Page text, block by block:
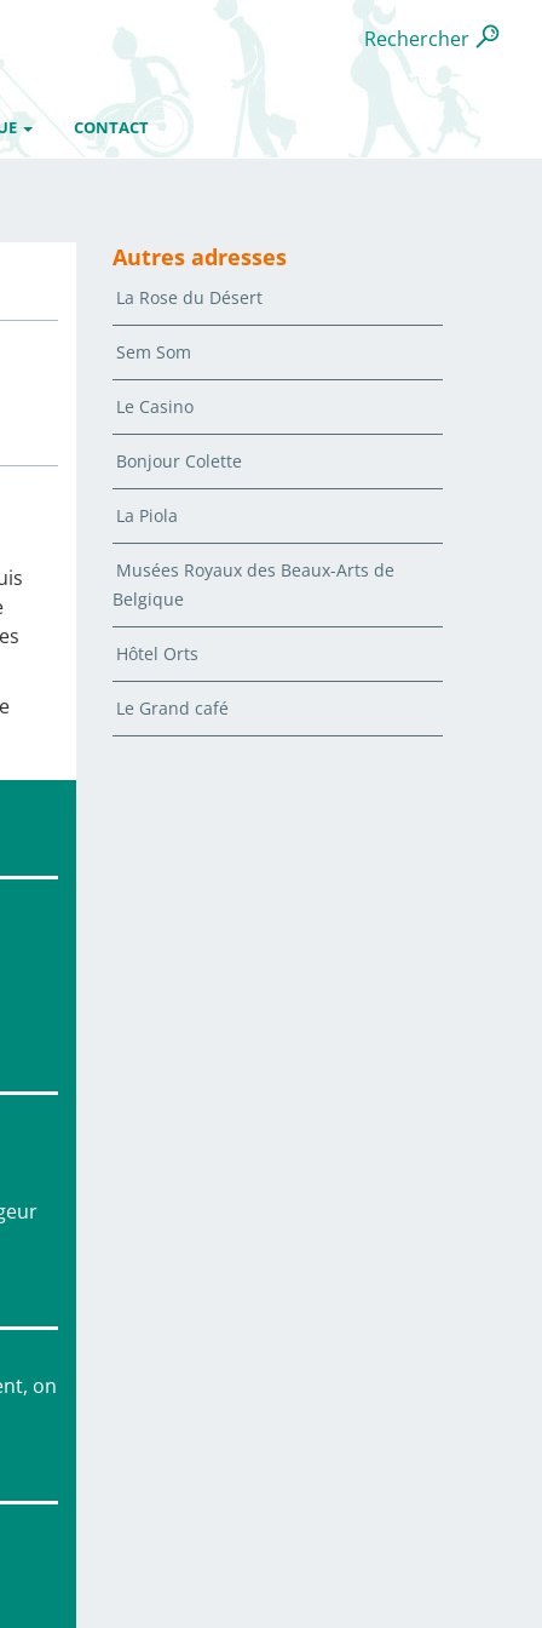
Rechercher
CONTACT
on
Autres adresses
La Rose du Désert
Sem Som
Le Casino
Bonjour Colette
La Piola
Musées Royaux des Beaux-Arts de
Belgique
Hôtel Orts
Le Grand café